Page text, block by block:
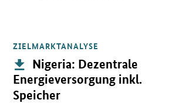
ZIELMARKTANALYSE
Publikation:
Nigeria: Dezentrale
Energieversorgung inkl.
Speicher
Öffnet PDF "Nigeria: Dezentrale